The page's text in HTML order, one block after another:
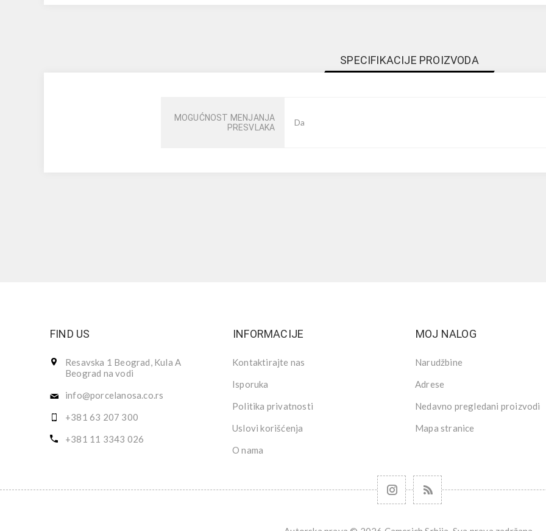
SPECIFIKACIJE PROIZVODA
MOGUĆNOST MENJANJA
PRESVLAKA
Da
FIND US
Resavska 1 Beograd, Kula A
Beograd na vodi
info@porcelanosa.co.rs
+381 63 207 300
+381 11 3343 026
INFORMACIJE
Kontaktirajte nas
Isporuka
Politika privatnosti
Uslovi korišćenja
O nama
MOJ NALOG
Narudžbine
Adrese
Nedavno pregledani proizvodi
Mapa stranice